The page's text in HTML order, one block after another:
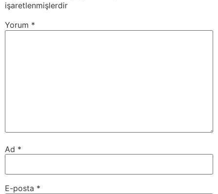
işaretlenmişlerdir
Yorum *
Ad *
E-posta *